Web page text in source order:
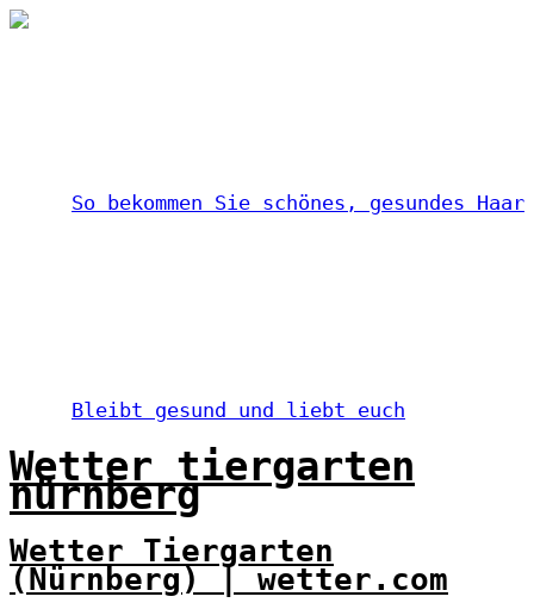
So bekommen Sie schönes, gesundes Haar
Bleibt gesund und liebt euch
Wetter tiergarten
nürnberg
Wetter Tiergarten
(Nürnberg) | wetter.com